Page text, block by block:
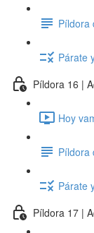
Píldora
Párate
Píldora 16 |
Hoy
Píldora
Párate
Píldora 17 |